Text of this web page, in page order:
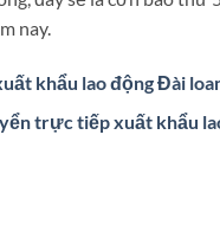
nay.
khẩu lao động Đài
trực tiếp xuất khẩu